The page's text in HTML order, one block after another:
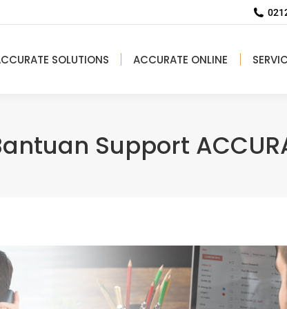
SOLUTIONS ACCURATE ONLINE
Support